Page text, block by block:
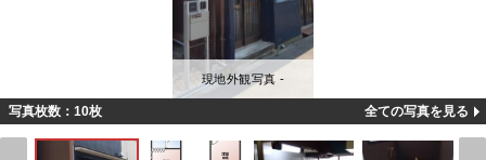
現地外観写真 -
写真枚数：10枚 全ての写真を見る